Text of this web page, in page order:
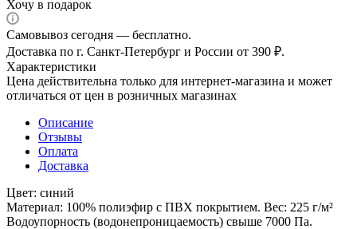
Хочу в подарок
Самовывоз сегодня — бесплатно.
Доставка по г. Санкт-Петербург и России от 390 ₽.
Характеристики
Цена действительна только для интернет-магазина и может
отличаться от цен в розничных магазинах
Описание
Отзывы
Оплата
Доставка
Цвет: синий
Материал: 100% полиэфир с ПВХ покрытием. Вес: 225 г/м²
Водоупорность (водонепроницаемость) свыше 7000 Па.